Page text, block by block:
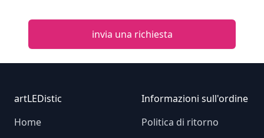
invia una richiesta
Footer
artLEDistic
Home
Informazioni sull'ordine
Politica di ritorno